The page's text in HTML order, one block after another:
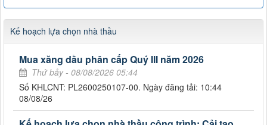
Kế hoạch lựa chọn nhà thầu
Mua xăng dầu phân cấp Quý III năm 2026
Thứ bảy - 08/08/2026 05:44
Số KHLCNT: PL2600250107-00. Ngày đăng tải: 10:44
08/08/26